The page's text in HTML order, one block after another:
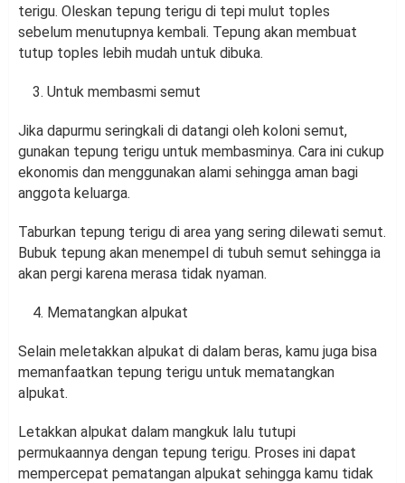
terigu. Oleskan tepung terigu di tepi mulut toples
sebelum menutupnya kembali. Tepung akan membuat
tutup toples lebih mudah untuk dibuka.
Untuk membasmi semut
Jika dapurmu seringkali di datangi oleh koloni semut,
gunakan tepung terigu untuk membasminya. Cara ini cukup
ekonomis dan menggunakan alami sehingga aman bagi
anggota keluarga.
Taburkan tepung terigu di area yang sering dilewati semut.
Bubuk tepung akan menempel di tubuh semut sehingga ia
akan pergi karena merasa tidak nyaman.
Mematangkan alpukat
Selain meletakkan alpukat di dalam beras, kamu juga bisa
memanfaatkan tepung terigu untuk mematangkan
alpukat.
Letakkan alpukat dalam mangkuk lalu tutupi
permukaannya dengan tepung terigu. Proses ini dapat
mempercepat pematangan alpukat sehingga kamu tidak